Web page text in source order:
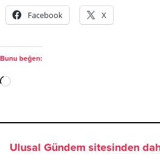
Facebook X
Bunu beğen:
Ulusal Gündem sitesinden